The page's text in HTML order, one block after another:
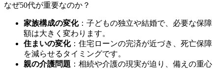
なぜ50代が重要なのか？
家族構成の変化：子どもの独立や結婚で、必要な保障
額は大きく変わります。
住まいの変化：住宅ローンの完済が近づき、死亡保障
を減らせるタイミングです。
親の介護問題 ：相続や介護の現実が迫り、備えの重心